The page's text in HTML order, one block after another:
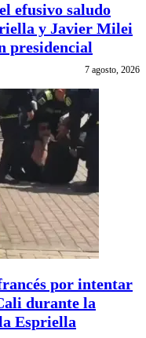
efusivo saludo
y Javier Milei
presidencial
7 agosto, 2026
por intentar
durante la
Espriella